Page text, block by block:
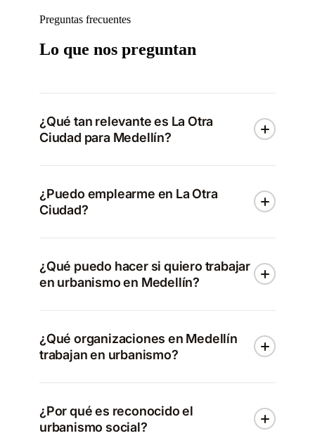
Preguntas frecuentes
Lo que nos preguntan
¿Qué tan relevante es La Otra
Ciudad para Medellín?
¿Puedo emplearme en La Otra
Ciudad?
¿Qué puedo hacer si quiero trabajar
en urbanismo en Medellín?
¿Qué organizaciones en Medellín
trabajan en urbanismo?
¿Por qué es reconocido el
urbanismo social?